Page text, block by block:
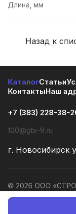
Длина, мм
Назад к
КаталогСтатьи
КонтактыНаш
+7 (383) 228-38-
100@gbi-9.ru
г. Новосибирск
© 2026 ООО